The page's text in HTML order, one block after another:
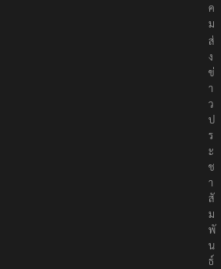
ค
ม
ส่
ง
ข่
า
ว
ป
ร
ะ
ช
า
สั
ม
พั
น
ธ์